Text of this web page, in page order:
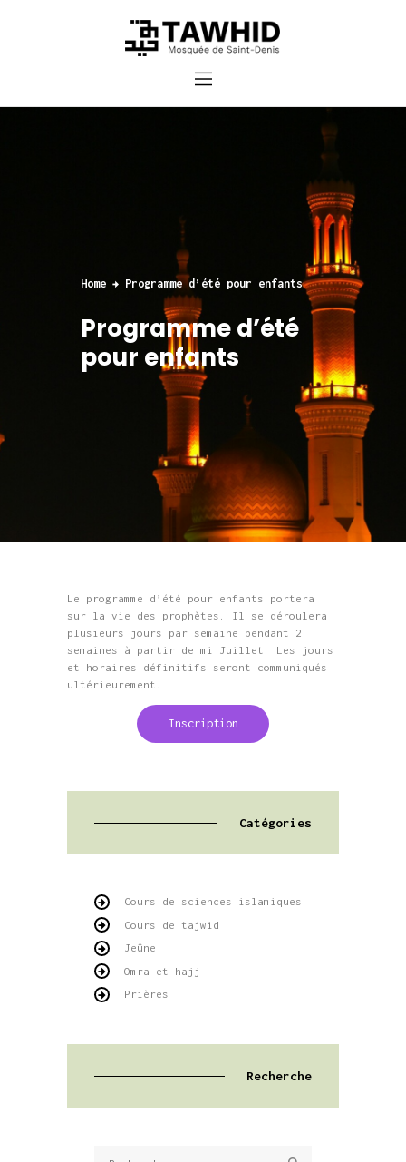
Home Programme d’été pour enfants
Programme d’été
pour enfants
Le programme d’été pour enfants portera
sur la vie des prophètes. Il se déroulera
plusieurs jours par semaine pendant 2
semaines à partir de mi Juillet. Les jours
et horaires définitifs seront communiqués
ultérieurement.
Inscription
Catégories
Cours de sciences islamiques
Cours de tajwid
Jeûne
Omra et hajj
Prières
Recherche